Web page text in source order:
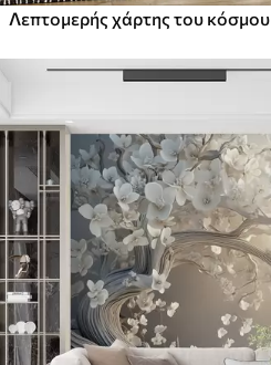
Λεπτομερής χάρτης του κόσμου